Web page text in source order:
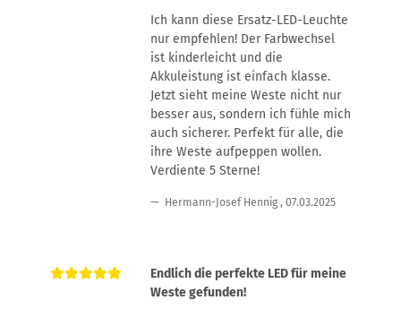
Ich kann diese Ersatz-LED-Leuchte
nur empfehlen! Der Farbwechsel
ist kinderleicht und die
Akkuleistung ist einfach klasse.
Jetzt sieht meine Weste nicht nur
besser aus, sondern ich fühle mich
auch sicherer. Perfekt für alle, die
ihre Weste aufpeppen wollen.
Verdiente 5 Sterne!
Hermann-Josef Hennig , 07.03.2025
Endlich die perfekte LED für meine
Weste gefunden!